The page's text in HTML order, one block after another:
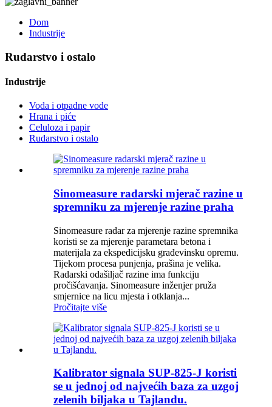
Dom
Industrije
Rudarstvo i ostalo
Industrije
Voda i otpadne vode
Hrana i piće
Celuloza i papir
Rudarstvo i ostalo
Sinomeasure radarski mjerač razine u
spremniku za mjerenje razine praha
Sinomeasure radar za mjerenje razine spremnika
koristi se za mjerenje parametara betona i
materijala za ekspedicijsku građevinsku opremu.
Tijekom procesa punjenja, prašina je velika.
Radarski odašiljač razine ima funkciju
pročišćavanja. Sinomeasure inženjer pruža
smjernice na licu mjesta i otklanja...
Pročitajte više
Kalibrator signala SUP-825-J koristi
se u jednoj od najvećih baza za uzgoj
zelenih biljaka u Tajlandu.